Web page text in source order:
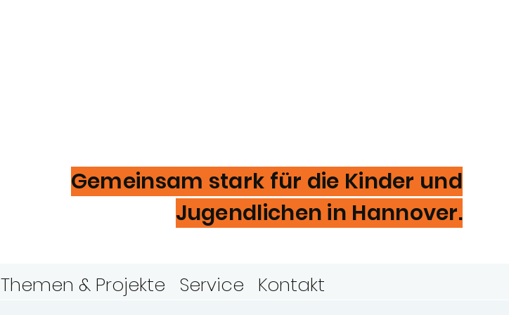
Gemeinsam stark für die Kinder und
Jugendlichen in Hannover.
Themen & Projekte Service Kontakt